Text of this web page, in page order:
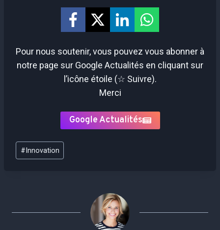
Pour nous soutenir, vous pouvez vous abonner à
notre page sur Google Actualités en cliquant sur
l’icône étoile (☆ Suivre).
Merci
Google Actualités
Étiquettes
de
# Innovation